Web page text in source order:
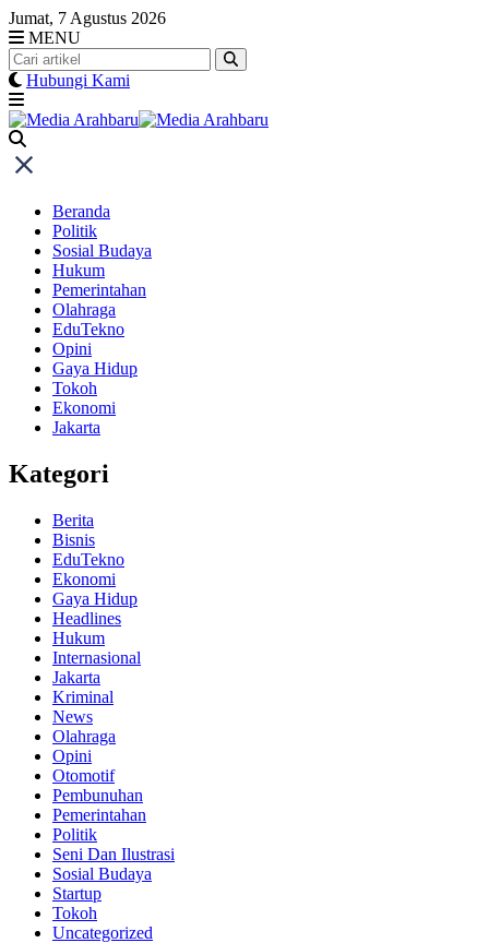
Skip
to
content
Jumat, 7 Agustus 2026
MENU
Hubungi Kami
Beranda
Politik
Sosial Budaya
Hukum
Pemerintahan
Olahraga
EduTekno
Opini
Gaya Hidup
Tokoh
Ekonomi
Jakarta
Kategori
Berita
Bisnis
EduTekno
Ekonomi
Gaya Hidup
Headlines
Hukum
Internasional
Jakarta
Kriminal
News
Olahraga
Opini
Otomotif
Pembunuhan
Pemerintahan
Politik
Seni Dan Ilustrasi
Sosial Budaya
Startup
Tokoh
Uncategorized